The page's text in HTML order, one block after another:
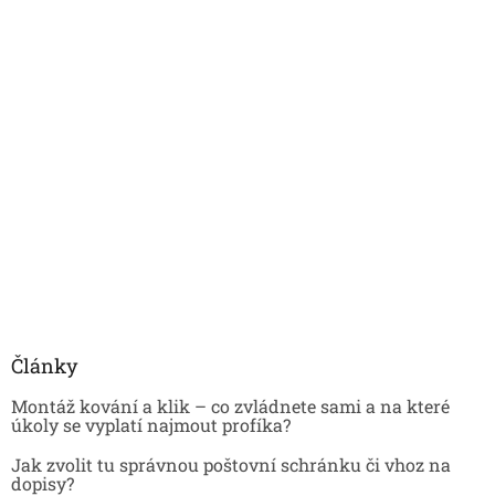
Články
Montáž kování a klik – co zvládnete sami a na které
úkoly se vyplatí najmout profíka?
Jak zvolit tu správnou poštovní schránku či vhoz na
dopisy?